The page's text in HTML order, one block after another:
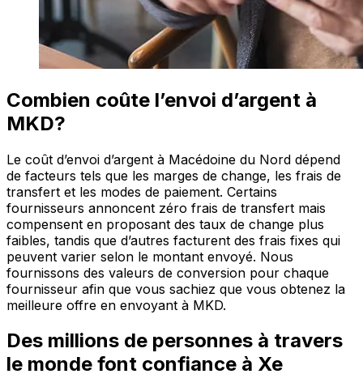
Combien coûte l’envoi d’argent à
MKD?
Le coût d’envoi d’argent à Macédoine du Nord dépend
de facteurs tels que les marges de change, les frais de
transfert et les modes de paiement. Certains
fournisseurs annoncent zéro frais de transfert mais
compensent en proposant des taux de change plus
faibles, tandis que d’autres facturent des frais fixes qui
peuvent varier selon le montant envoyé. Nous
fournissons des valeurs de conversion pour chaque
fournisseur afin que vous sachiez que vous obtenez la
meilleure offre en envoyant à MKD.
Des millions de personnes à travers
le monde font confiance à Xe